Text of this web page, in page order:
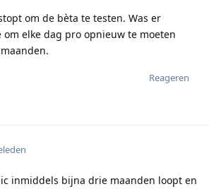
om de bèta te testen. Was er
om elke dag pro opnieuw te moeten
Reageren
inmiddels bijna drie maanden loopt en